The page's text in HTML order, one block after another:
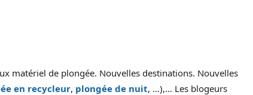
matériel de plongée. Nouvelles destinations. Nouvelles
en recycleur, plongée de nuit, …),… Les blogeurs